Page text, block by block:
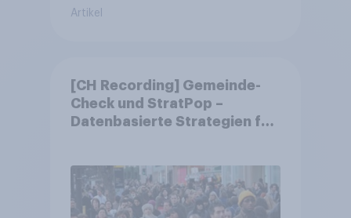
Artikel
[CH Recording] Gemeinde-
Check und StratPop –
Datenbasierte Strategien für